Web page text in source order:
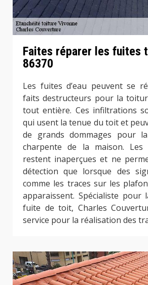
Faites réparer les fuites
86370
Les fuites d’eau peuvent se
faits destructeurs pour la
tout entière. Ces infiltrations
qui usent la tenue du toit et
de grands dommages pour
charpente de la maison.
restent inaperçues et ne
détection que lorsque des
comme les traces sur les
apparaissent. Spécialiste pour
fuite de toit, Charles
service pour la réalisation des